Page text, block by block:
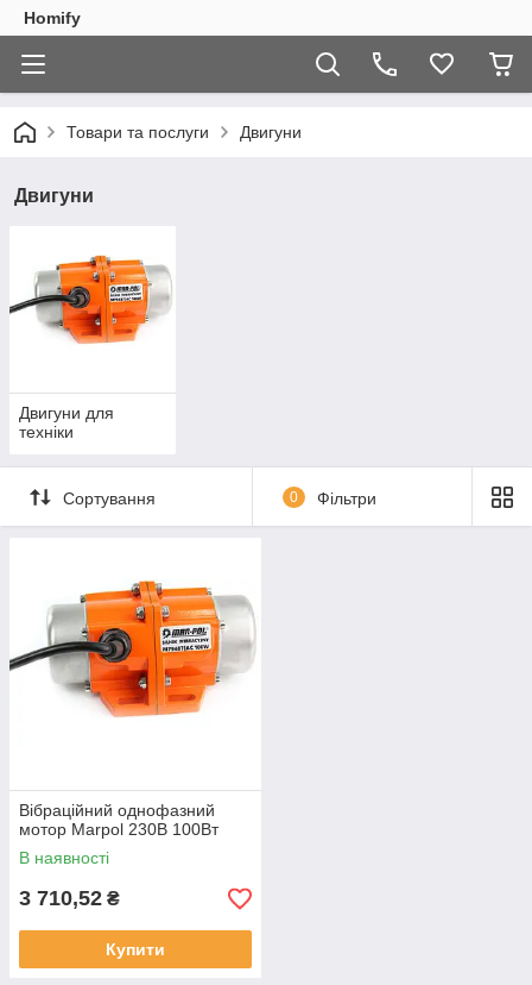
Homify
Товари та послуги Двигуни
Двигуни
Двигуни для
техніки
Сортування 0 Фільтри
Вібраційний однофазний
мотор Marpol 230В 100Вт
В наявності
3 710,52 ₴
Купити